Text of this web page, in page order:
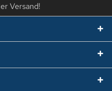
Versand!